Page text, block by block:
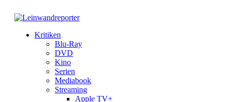
Kritiken
Blu-Ray
DVD
Kino
Serien
Mediabook
Streaming
Apple TV+